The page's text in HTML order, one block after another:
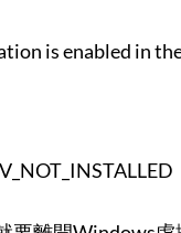
is enabled in